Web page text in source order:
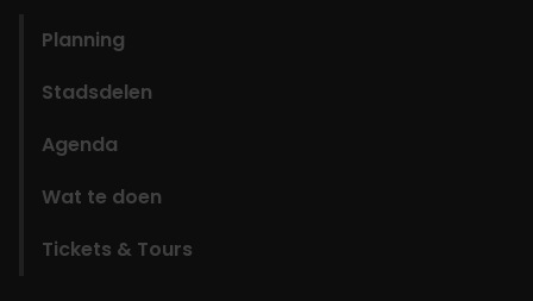
Planning
Stadsdelen
Agenda
Wat te doen
Tickets & Tours